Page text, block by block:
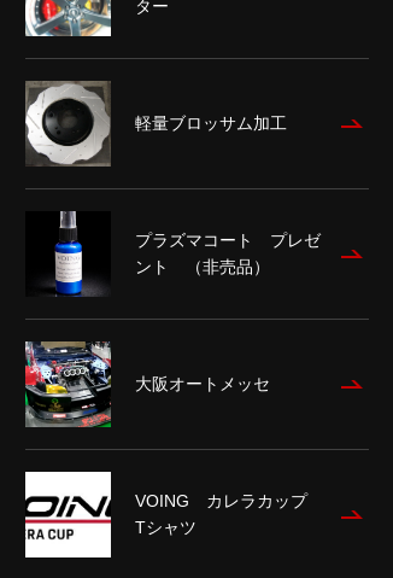
ター
軽量ブロッサム加工
プラズマコート プレゼ
ント （非売品）
大阪オートメッセ
VOING カレラカップ
Tシャツ